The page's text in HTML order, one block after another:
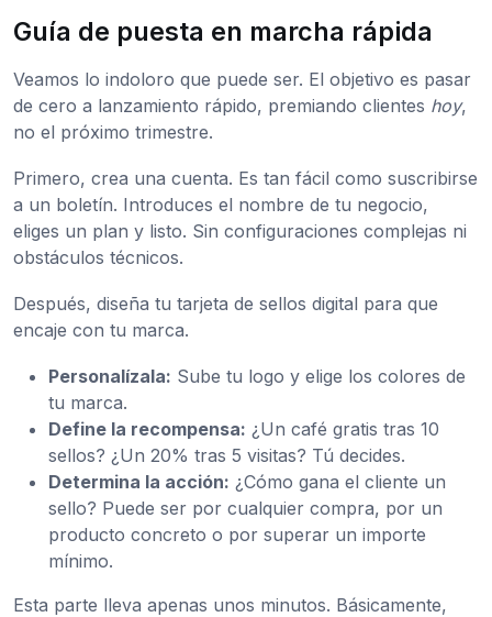
Guía de puesta en marcha rápida
Veamos lo indoloro que puede ser. El objetivo es pasar
de cero a lanzamiento rápido, premiando clientes hoy,
no el próximo trimestre.
Primero, crea una cuenta. Es tan fácil como suscribirse
a un boletín. Introduces el nombre de tu negocio,
eliges un plan y listo. Sin configuraciones complejas ni
obstáculos técnicos.
Después, diseña tu tarjeta de sellos digital para que
encaje con tu marca.
Personalízala: Sube tu logo y elige los colores de
tu marca.
Define la recompensa: ¿Un café gratis tras 10
sellos? ¿Un 20% tras 5 visitas? Tú decides.
Determina la acción: ¿Cómo gana el cliente un
sello? Puede ser por cualquier compra, por un
producto concreto o por superar un importe
mínimo.
Esta parte lleva apenas unos minutos. Básicamente,